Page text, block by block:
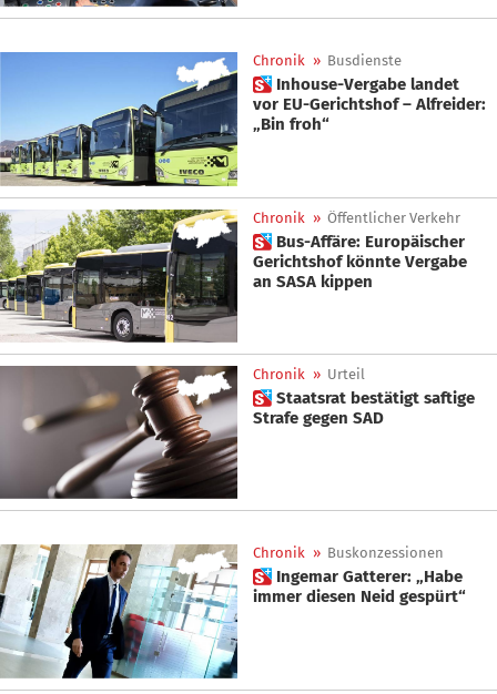
Chronik » Busdienste
 Inhouse-Vergabe landet
vor EU-Gerichtshof – Alfreider:
„Bin froh“
Chronik » Öffentlicher Verkehr
 Bus-Affäre: Europäischer
Gerichtshof könnte Vergabe
an SASA kippen
Chronik » Urteil
 Staatsrat bestätigt saftige
Strafe gegen SAD
Chronik » Buskonzessionen
 Ingemar Gatterer: „Habe
immer diesen Neid gespürt“